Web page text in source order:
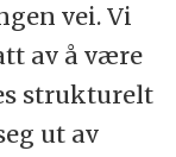
vei. Vi
av å være
strukturelt
ut av